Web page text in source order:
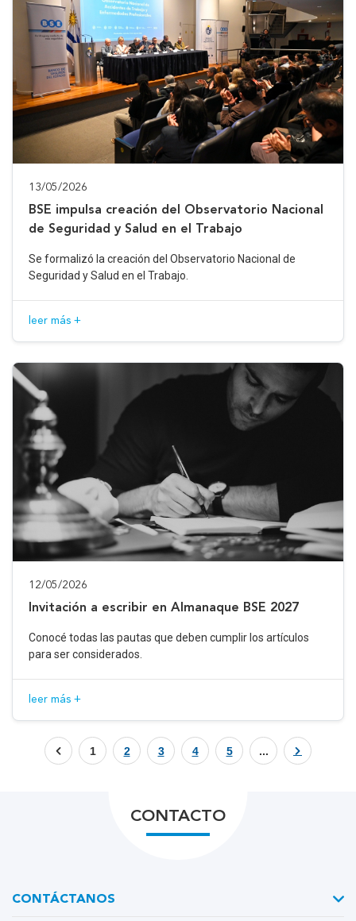
13/05/2026
BSE impulsa creación del Observatorio Nacional
de Seguridad y Salud en el Trabajo
Se formalizó la creación del Observatorio Nacional de
Seguridad y Salud en el Trabajo.
leer más +
12/05/2026
Invitación a escribir en Almanaque BSE 2027
Conocé todas las pautas que deben cumplir los artículos
para ser considerados.
leer más +
1 2 3 4 5 ...
CONTACTO
CONTÁCTANOS